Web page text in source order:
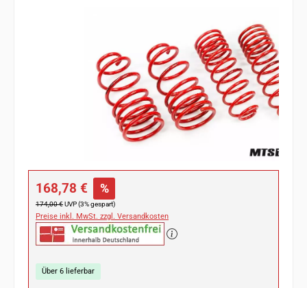
Verkaufspreis:
168,78 € %
Regulärer Preis:
174,00 €UVP (3% gespart)
Preise inkl. MwSt. zzgl. Versandkosten
Über 6 lieferbar